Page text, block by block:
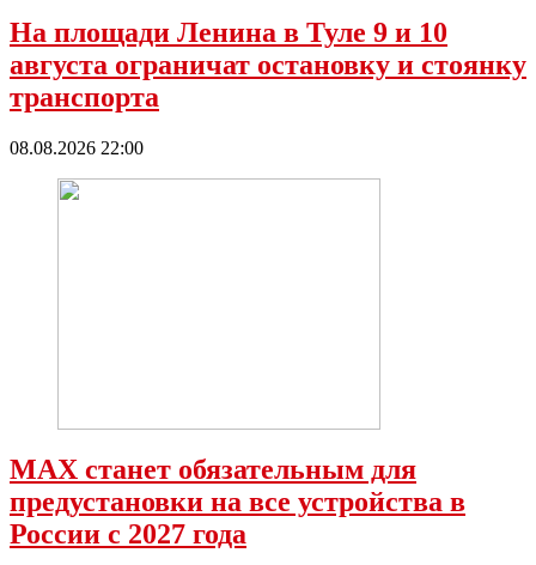
На площади Ленина в Туле 9 и 10
августа ограничат остановку и стоянку
транспорта
08.08.2026 22:00
МАХ станет обязательным для
предустановки на все устройства в
России с 2027 года